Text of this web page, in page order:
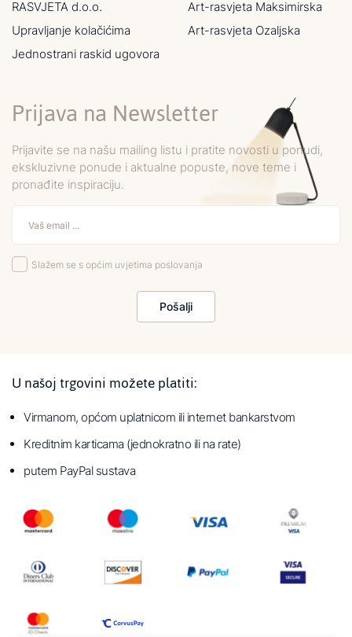
RASVJETA d.o.o.
Upravljanje kolačićima
Jednostrani raskid ugovora
Art-rasvjeta Maksimirska
Art-rasvjeta Ozaljska
Prijava na Newsletter
Prijavite se na našu mailing listu i pratite novosti u ponudi,
ekskluzivne ponude i aktualne popuste, nove teme i
pronađite inspiraciju.
Slažem se s općim uvjetima poslovanja
Pošalji
U našoj trgovini možete platiti:
Virmanom, općom uplatnicom ili internet bankarstvom
Kreditnim karticama (jednokratno ili na rate)
putem PayPal sustava